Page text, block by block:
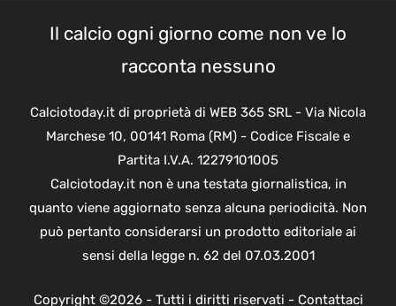
Il calcio ogni giorno come non ve lo
racconta nessuno
Calciotoday.it di proprietà di WEB 365 SRL - Via Nicola
Marchese 10, 00141 Roma (RM) - Codice Fiscale e
Partita I.V.A. 12279101005
Calciotoday.it non è una testata giornalistica, in
quanto viene aggiornato senza alcuna periodicità. Non
può pertanto considerarsi un prodotto editoriale ai
sensi della legge n. 62 del 07.03.2001
Copyright ©2026 - Tutti i diritti riservati - Contattaci